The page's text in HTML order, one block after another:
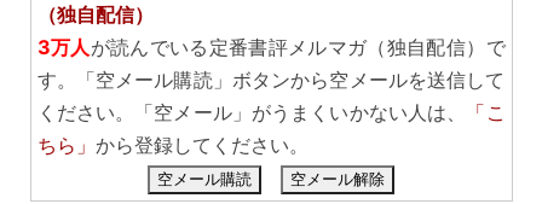
（独自配信）
3万人 が読んでいる定番書評メルマガ（独自配信）で
す。「空メール購読」ボタンから空メールを送信して
ください。「空メール」がうまくいかない人は、
「こ
ちら」 から登録してください。
空メール購読 空メール解除